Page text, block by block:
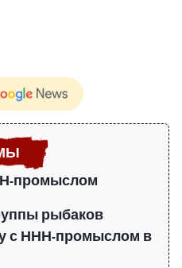
промыслом
рыбаков
с ННН-промыслом в